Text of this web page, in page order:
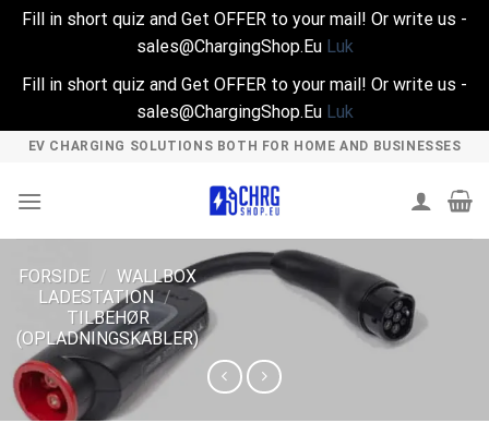
Fill in short quiz and Get OFFER to your mail! Or write us -
sales@ChargingShop.Eu Luk
Fill in short quiz and Get OFFER to your mail! Or write us -
sales@ChargingShop.Eu Luk
Skip
content
EV CHARGING SOLUTIONS BOTH FOR HOME AND BUSINESSES
FORSIDE / WALLBOX
LADESTATION /
TILBEHØR
(OPLADNINGSKABLER)